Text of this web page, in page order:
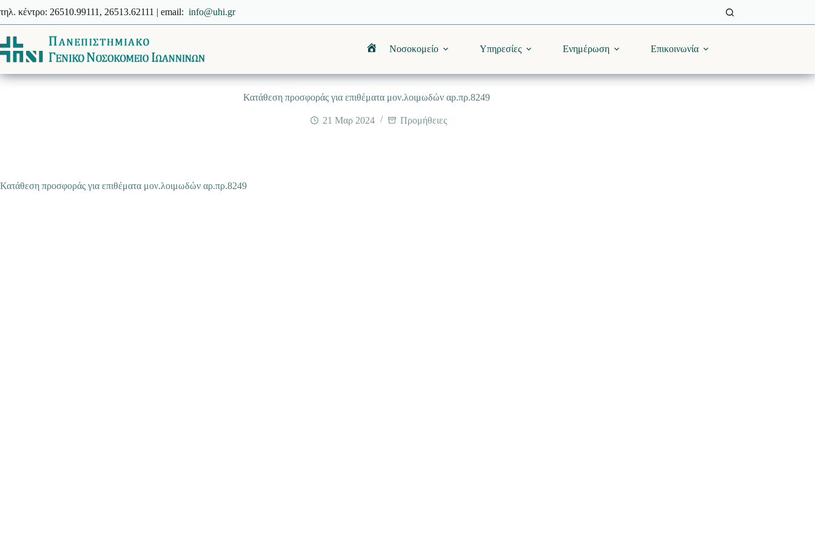
στο
περιεχόμενο
τηλ. κέντρο: 26510.99111, 26513.62111 | email: info@uhi.gr
ΑρχικήΝοσοκομείο Υπηρεσίες Ενημέρωση Επικοινωνία
Κατάθεση προσφοράς για επιθέματα μον.λοιμωδών αρ.πρ.8249
21 Μαρ 2024 Προμήθειες
Κατάθεση προσφοράς για επιθέματα μον.λοιμωδών αρ.πρ.8249